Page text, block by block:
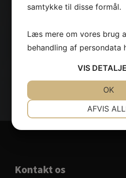
Har du nogen
KONTAKT
Kontakt os
samtykke til disse formål.
Læs mere om vores brug
behandling af persondata
VIS
AFVIS
OK